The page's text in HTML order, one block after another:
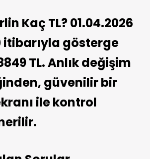
Kaç TL? 01.04.2026
itibarıyla gösterge
TL. Anlık değişim
güvenilir bir
ile kontrol